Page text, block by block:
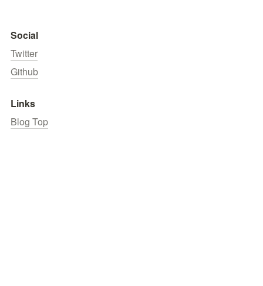
Social
Twitter
Github
Links
Blog Top